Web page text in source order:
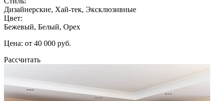
Дизайнерские, Хай-тек, Эксклюзивные
Цвет:
Бежевый, Белый, Орех
Цена: от 40 000 руб.
Рассчитать